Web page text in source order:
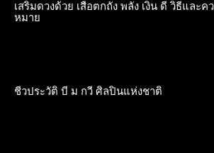
เสริมดวงด้วย เสือตกถัง พลัง เงิน ดี วิธีและค
หมาย
ชีวประวัติ บี ม กวี ศิลปินแห่งชาติ